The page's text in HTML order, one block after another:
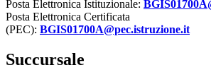
Posta Elettronica Istituzionale:
Posta Elettronica Certificata
(PEC): BGIS01700A@pec.istruzione.it
Succursale